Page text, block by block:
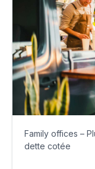
Family offices –
dette cotée